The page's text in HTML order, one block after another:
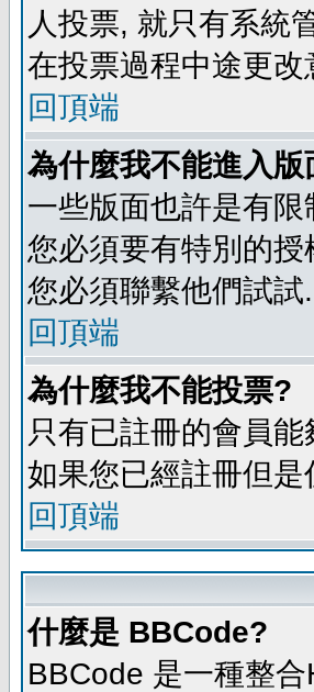
人投票, 就只有系統
在投票過程中途更
回頂端
為什麼我不能進入版
一些版面也許是有
您必須要有特別的
您必須聯繫他們試試.
回頂端
為什麼我不能投票?
只有已註冊的會員
如果您已經註冊但
回頂端
什麼是 BBCode?
BBCode 是一種整